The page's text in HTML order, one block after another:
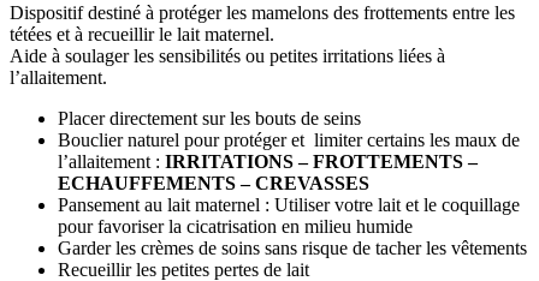
Dispositif destiné à protéger les mamelons des frottements entre les
tétées et à recueillir le lait maternel.
Aide à soulager les sensibilités ou petites irritations liées à
l’allaitement.
Placer directement sur les bouts de seins
Bouclier naturel pour protéger et limiter certains les maux de
l’allaitement : IRRITATIONS – FROTTEMENTS –
ECHAUFFEMENTS – CREVASSES
Pansement au lait maternel : Utiliser votre lait et le coquillage
pour favoriser la cicatrisation en milieu humide
Garder les crèmes de soins sans risque de tacher les vêtements
Recueillir les petites pertes de lait